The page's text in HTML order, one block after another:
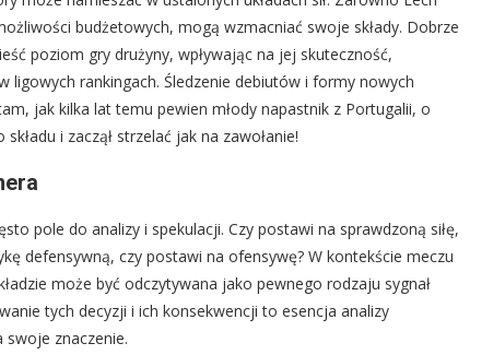
budżetowych, mogą wzmacniać swoje składy. Dobrze
poziom gry drużyny, wpływając na jej skuteczność,
rankingach. Śledzenie debiutów i formy nowych
jak kilka lat temu pewien młody napastnik z Portugalii, o
i zaczął strzelać jak na zawołanie!
pole do analizy i spekulacji. Czy postawi na sprawdzoną siłę,
defensywną, czy postawi na ofensywę? W kontekście meczu
może być odczytywana jako pewnego rodzaju sygnał
tych decyzji i ich konsekwencji to esencja analizy
znaczenie.